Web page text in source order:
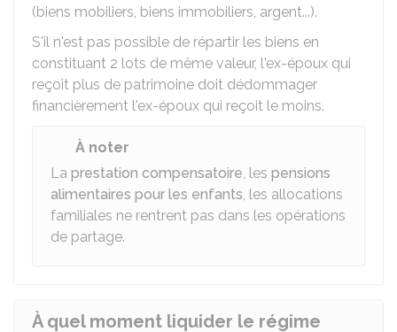
(biens mobiliers, biens immobiliers, argent...).
S'il n'est pas possible de répartir les biens en
constituant 2 lots de même valeur, l'ex-époux qui
reçoit plus de patrimoine doit dédommager
financièrement l'ex-époux qui reçoit le moins.
À noter
La prestation compensatoire, les pensions
alimentaires pour les enfants, les allocations
familiales ne rentrent pas dans les opérations
de partage.
À quel moment liquider le régime